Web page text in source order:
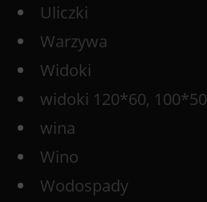
Uliczki
Warzywa
Widoki
widoki 120*60, 100*50
wina
Wino
Wodospady